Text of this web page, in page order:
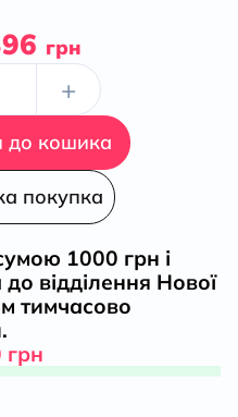
грн
+
до кошика
покупка
1000 грн і
відділення Нової
тимчасово
грн